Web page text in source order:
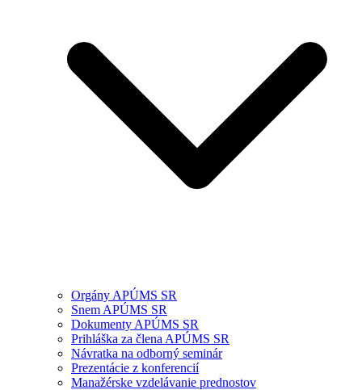
Orgány APÚMS SR
Snem APÚMS SR
Dokumenty APÚMS SR
Prihláška za člena APÚMS SR
Návratka na odborný seminár
Prezentácie z konferencií
Manažérske vzdelávanie prednostov